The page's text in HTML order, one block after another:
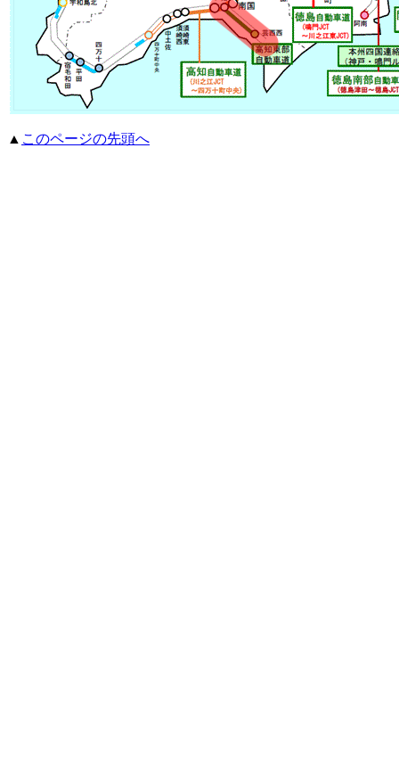
▲ このページの先頭へ